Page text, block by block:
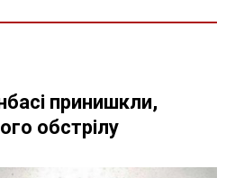
принишкли,
обстрілу